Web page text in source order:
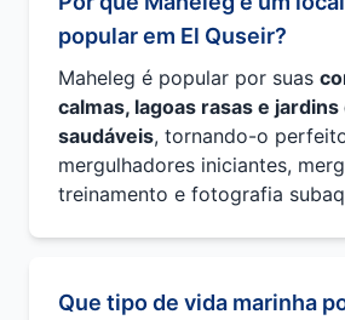
popular em El Quseir?
Maheleg é popular por suas
calmas, lagoas rasas e
saudáveis, tornando-o
mergulhadores iniciantes,
treinamento e fotografia
Que tipo de vida marinha